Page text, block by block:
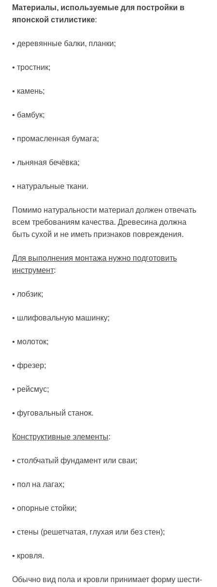
Материалы, используемые для постройки в
японской стилистике:
• деревянные балки, планки;
• тростник;
• камень;
• бамбук;
• промасленная бумага;
• льняная бечёвка;
• натуральные ткани.
Помимо натуральности материал должен отвечать
всем требованиям качества. Древесина должна
быть сухой и не иметь признаков повреждения.
Для выполнения монтажа нужно подготовить
инструмент:
• лобзик;
• шлифовальную машинку;
• молоток;
• фрезер;
• рейсмус;
• фуговальный станок.
Конструктивные элементы:
• столбчатый фундамент или сваи;
• пол на лагах;
• опорные стойки;
• стены (решетчатая, глухая или без стен);
• кровля.
Обычно вид пола и кровли принимает форму шести-